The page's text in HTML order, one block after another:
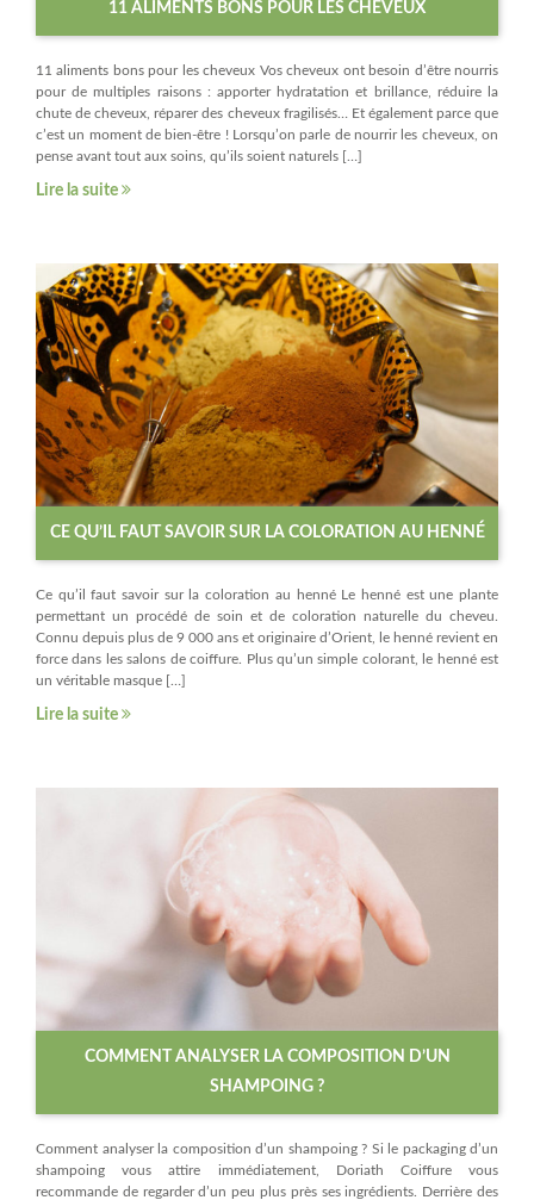
11 ALIMENTS BONS POUR LES CHEVEUX
11 aliments bons pour les cheveux Vos cheveux ont besoin d’être nourris
pour de multiples raisons : apporter hydratation et brillance, réduire la
chute de cheveux, réparer des cheveux fragilisés… Et également parce que
c’est un moment de bien-être ! Lorsqu’on parle de nourrir les cheveux, on
pense avant tout aux soins, qu’ils soient naturels […]
Lire la suite
CE QU’IL FAUT SAVOIR SUR LA COLORATION AU HENNÉ
Ce qu’il faut savoir sur la coloration au henné Le henné est une plante
permettant un procédé de soin et de coloration naturelle du cheveu.
Connu depuis plus de 9 000 ans et originaire d’Orient, le henné revient en
force dans les salons de coiffure. Plus qu’un simple colorant, le henné est
un véritable masque […]
Lire la suite
COMMENT ANALYSER LA COMPOSITION D’UN
SHAMPOING ?
Comment analyser la composition d’un shampoing ? Si le packaging d’un
shampoing vous attire immédiatement, Doriath Coiffure vous
recommande de regarder d’un peu plus près ses ingrédients. Derrière des